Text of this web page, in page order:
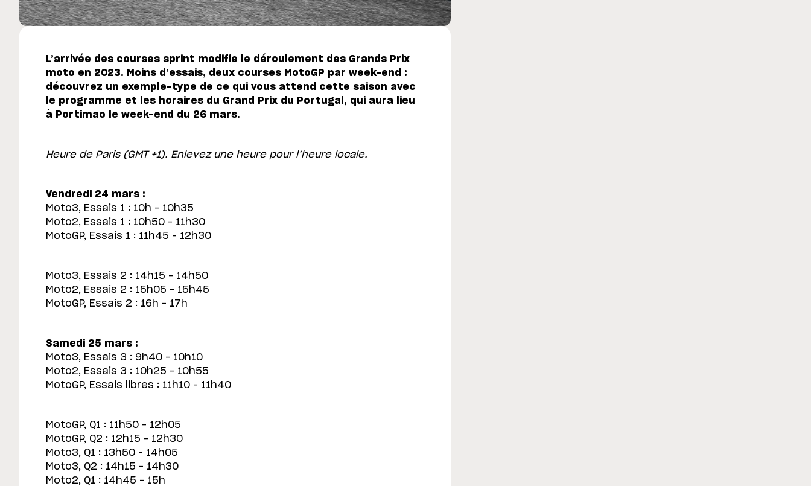
L’arrivée des courses sprint modifie le déroulement des Grands Prix
moto en 2023. Moins d’essais, deux courses MotoGP par week-end :
découvrez un exemple-type de ce qui vous attend cette saison avec
le programme et les horaires du Grand Prix du Portugal, qui aura lieu
à Portimao le week-end du 26 mars.
Heure de Paris (GMT +1). Enlevez une heure pour l’heure locale.
Vendredi 24 mars :
Moto3, Essais 1 : 10h – 10h35
Moto2, Essais 1 : 10h50 – 11h30
MotoGP, Essais 1 : 11h45 – 12h30
Moto3, Essais 2 : 14h15 – 14h50
Moto2, Essais 2 : 15h05 – 15h45
MotoGP, Essais 2 : 16h – 17h
Samedi 25 mars :
Moto3, Essais 3 : 9h40 – 10h10
Moto2, Essais 3 : 10h25 – 10h55
MotoGP, Essais libres : 11h10 – 11h40
MotoGP, Q1 : 11h50 – 12h05
MotoGP, Q2 : 12h15 – 12h30
Moto3, Q1 : 13h50 – 14h05
Moto3, Q2 : 14h15 – 14h30
Moto2, Q1 : 14h45 – 15h